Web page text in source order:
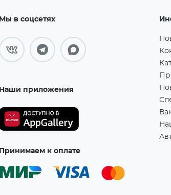
Мы в соцсетях
Наши приложения
Принимаем к оплате